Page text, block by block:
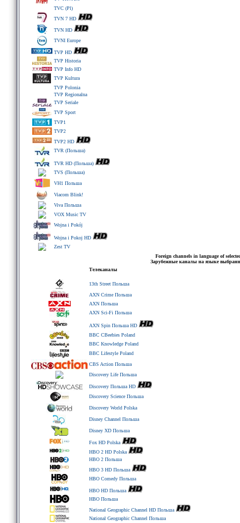
TVC (Pl)
TVN 7 HD
TVN HD
TVNI Europe
TVP HD
TVP Historia
TVP Info HD
TVP Kultura
TVP Polonia
TVP Regionalna
TVP Seriale
TVP Sport
TVP1
TVP2
TVP2 HD
TVR (Польша)
TVR HD (Польша)
TVS (Польша)
VH1 Польша
Viacom Blink!
Viva Польша
VOX Music TV
Wojna i Pokój
Wojna i Pokoj HD
Zest TV
Foreign channels in language of
Зарубежные каналы на языке
Телеканалы
13th Street Польша
AXN Crime Польша
AXN Польша
AXN Sci-Fi Польша
AXN Spin Польша HD
BBC CBeebies Poland
BBC Knowledge Poland
BBC Lifestyle Poland
CBS Action Польша
Discovery Life Польша
Discovery Польша HD
Discovery Science Польша
Discovery World Polska
Disney Channel Польша
Disney XD Польша
Fox HD Polska
HBO 2 HD Polska
HBO 2 Польша
HBO 3 HD Польша
HBO Comedy Польша
HBO HD Польша
HBO Польша
National Geographic Channel HD Польша
National Geographic Channel Польша